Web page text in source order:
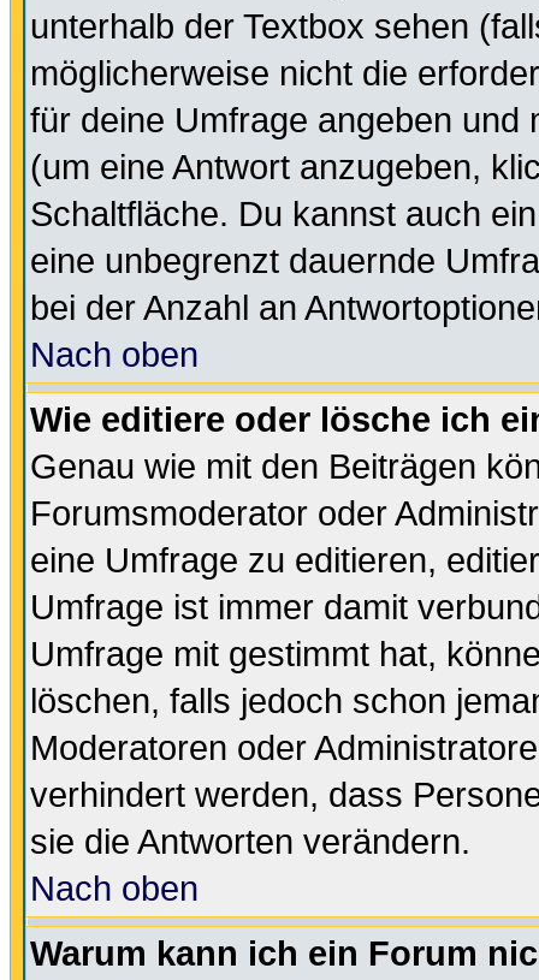
unterhalb der Textbox sehen
möglicherweise nicht die
für deine Umfrage angeben und
(um eine Antwort anzugeben,
Schaltfläche. Du kannst auch
eine unbegrenzt dauernde
bei der Anzahl an
Nach oben
Wie editiere oder lösche ich
Genau wie mit den Beiträgen
Forumsmoderator oder
eine Umfrage zu editieren,
Umfrage ist immer damit
Umfrage mit gestimmt hat,
löschen, falls jedoch schon
Moderatoren oder
verhindert werden, dass
sie die Antworten verändern.
Nach oben
Warum kann ich ein Forum